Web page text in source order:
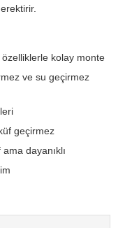
kolay monte
ve su geçirmez
geçirmez
dayanıklı